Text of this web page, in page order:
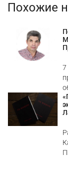
Похожие
7